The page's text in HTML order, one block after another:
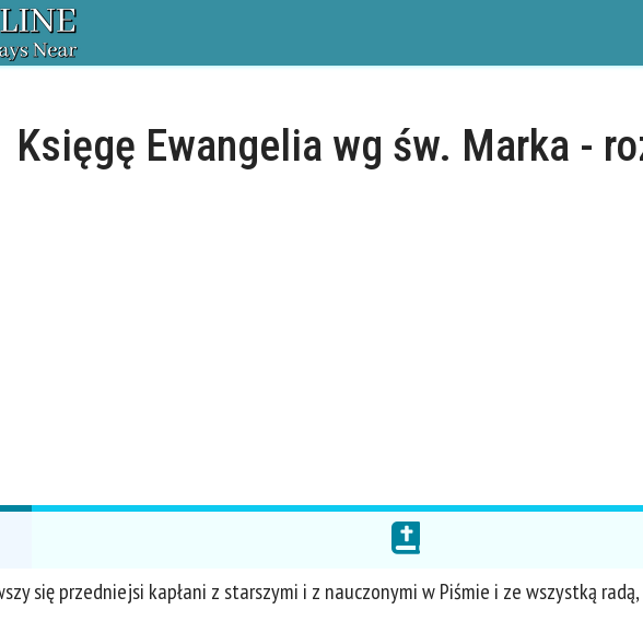
Księgę Ewangelia wg św. Marka -
się przedniejsi kapłani z starszymi i z nauczonymi w Piśmie i ze wszystką